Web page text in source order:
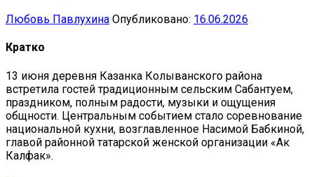
Любовь Павлухина Опубликовано: 16.06.2026
Кратко
13 июня деревня Казанка Колыванского района
встретила гостей традиционным сельским Сабантуем,
праздником, полным радости, музыки и ощущения
общности. Центральным событием стало соревнование
национальной кухни, возглавленное Насимой Бабкиной,
главой районной татарской женской организации «Ак
Калфак».